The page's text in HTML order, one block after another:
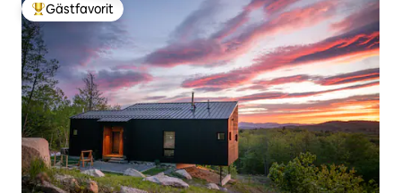
Populär gästfavorit
Gästfavorit